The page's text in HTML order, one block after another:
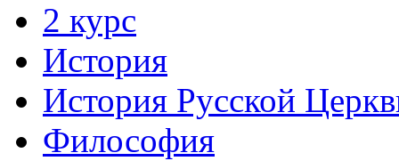
2 курс
История
История Русской
Философия